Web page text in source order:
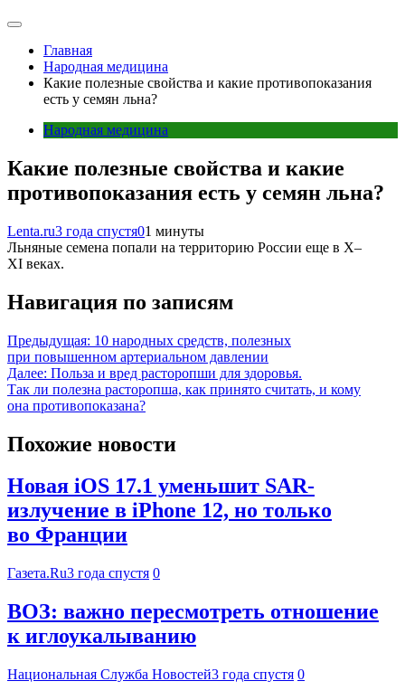
Главная
Народная медицина
Какие полезные свойства и какие противопоказания
есть у семян льна?
Народная медицина
Какие полезные свойства и какие
противопоказания есть у семян льна?
Lenta.ru3 года спустя01 минуты
Льняные семена попали на территорию России еще в X–
XI веках.
Навигация по записям
Предыдущая: 10 народных средств, полезных
при повышенном артериальном давлении
Далее: Польза и вред расторопши для здоровья.
Так ли полезна расторопша, как принято считать, и кому
она противопоказана?
Похожие новости
Новая iOS 17.1 уменьшит SAR-
излучение в iPhone 12, но только
во Франции
Газета.Ru3 года спустя 0
ВОЗ: важно пересмотреть отношение
к иглоукалыванию
Национальная Служба Новостей3 года спустя 0